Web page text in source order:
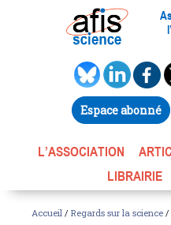
Espace abonné
L’ASSOCIATION
LIBRAIRIE
Accueil / Regards sur la science /